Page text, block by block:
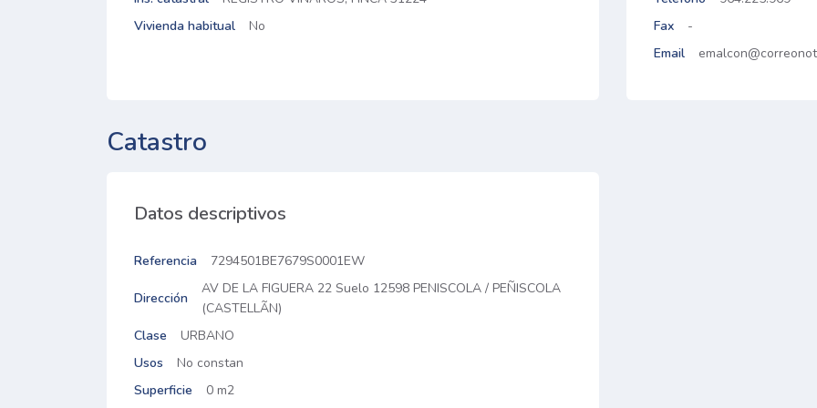
Vivienda habitual
No
Fax
-
Email
Catastro
Datos descriptivos
Referencia 7294501BE7679S0001EW
Dirección
AV DE LA FIGUERA 22 Suelo 12598 PENISCOLA / PEÑISCOLA
(CASTELLÃN)
Clase
URBANO
Usos
No constan
Superficie
0 m2